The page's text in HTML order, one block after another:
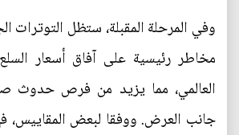
وفي المرحلة المقبلة، ستظل التوترات
مخاطر رئيسية على آفاق أسعار
العالمي، مما يزيد من فرص حدوث
جانب العرض. ووفقا لبعض المقاييس،